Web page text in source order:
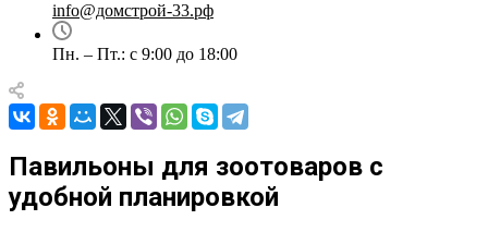
info@домстрой-33.рф
Пн. – Пт.: с 9:00 до 18:00
Павильоны для зоотоваров с
удобной планировкой